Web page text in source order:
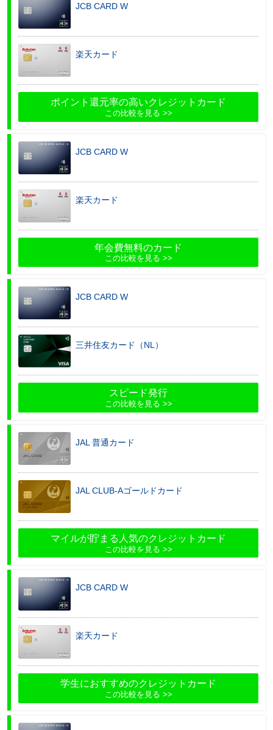
JCB CARD W
楽天カード
ポイント還元率の高いクレジットカード
この比較を見る
JCB CARD W
楽天カード
年会費無料のカード
この比較を見る
JCB CARD W
三井住友カード（NL）
スピード発行
この比較を見る
JAL 普通カード
JAL CLUB-Aゴールドカード
マイルが貯まる人気のクレジットカード
この比較を見る
JCB CARD W
楽天カード
学生におすすめのクレジットカード
この比較を見る